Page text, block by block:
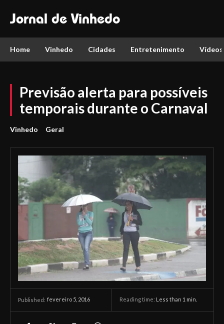
Jornal de Vinhedo
Home Vinhedo Cidades Entretenimento Vídeos
Previsão alerta para possíveis
temporais durante o Carnaval
Vinhedo Geral
Published: fevereiro 5, 2016 Reading time: Less than 1 min.